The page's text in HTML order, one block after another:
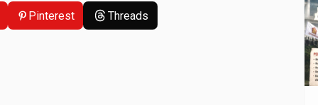
Pinterest Threads